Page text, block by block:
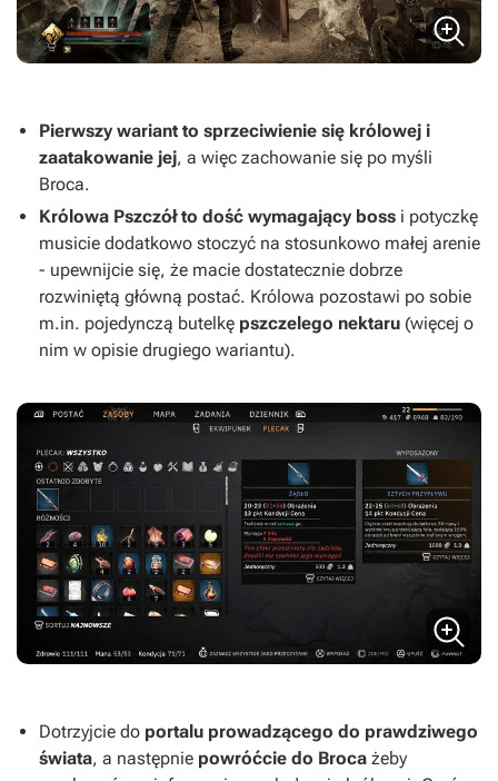
Pierwszy wariant to sprzeciwienie się królowej i
zaatakowanie jej, a więc zachowanie się po myśli
Broca.
Królowa Pszczół to dość wymagający boss i potyczkę
musicie dodatkowo stoczyć na stosunkowo małej arenie
- upewnijcie się, że macie dostatecznie dobrze
rozwiniętą główną postać. Królowa pozostawi po sobie
m.in. pojedynczą butelkę pszczelego nektaru (więcej o
nim w opisie drugiego wariantu).
Dotrzyjcie do portalu prowadzącego do prawdziwego
świata, a następnie powróćcie do Broca żeby